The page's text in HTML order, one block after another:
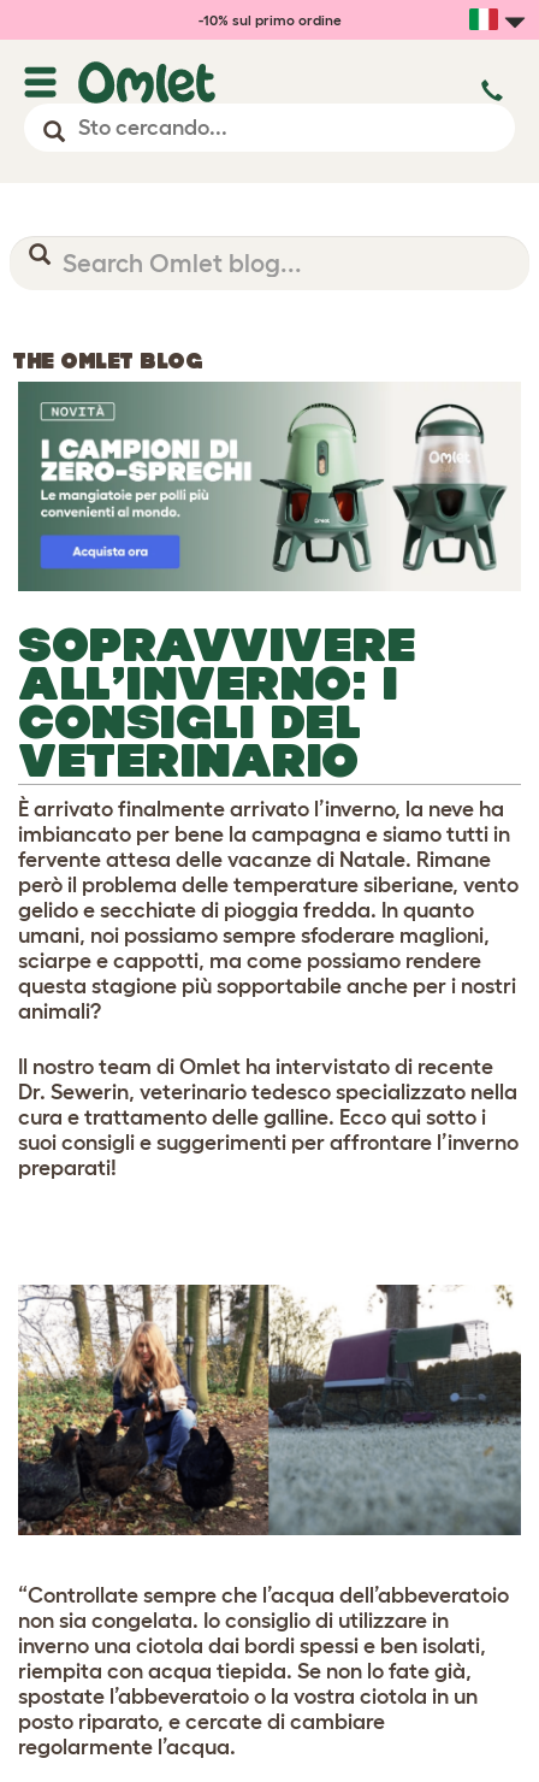
-10% sul primo ordine
THE OMLET BLOG
SOPRAVVIVERE
ALL’INVERNO: I
CONSIGLI DEL
VETERINARIO
È arrivato finalmente arrivato l’inverno, la neve ha
imbiancato per bene la campagna e siamo tutti in
fervente attesa delle vacanze di Natale. Rimane
però il problema delle temperature siberiane, vento
gelido e secchiate di pioggia fredda. In quanto
umani, noi possiamo sempre sfoderare maglioni,
sciarpe e cappotti, ma come possiamo rendere
questa stagione più sopportabile anche per i nostri
animali?
Il nostro team di Omlet ha intervistato di recente
Dr. Sewerin, veterinario tedesco specializzato nella
cura e trattamento delle galline. Ecco qui sotto i
suoi consigli e suggerimenti per affrontare l’inverno
preparati!
“Controllate sempre che l’acqua dell’abbeveratoio
non sia congelata. Io consiglio di utilizzare in
inverno una ciotola dai bordi spessi e ben isolati,
riempita con acqua tiepida. Se non lo fate già,
spostate l’abbeveratoio o la vostra ciotola in un
posto riparato, e cercate di cambiare
regolarmente l’acqua.